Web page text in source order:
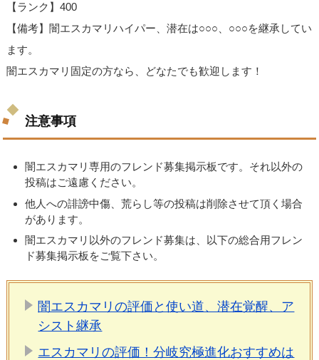
【ランク】400
【備考】闇エスカマリハイパー、潜在は○○○、○○○を継承してい
ます。
闇エスカマリ固定の方なら、どなたでも歓迎します！
注意事項
闇エスカマリ専用のフレンド募集掲示板です。それ以外の
投稿はご遠慮ください。
他人への誹謗中傷、荒らし等の投稿は削除させて頂く場合
があります。
闇エスカマリ以外のフレンド募集は、以下の総合用フレン
ド募集掲示板をご覧下さい。
闇エスカマリの評価と使い道、潜在覚醒、ア
シスト継承
エスカマリの評価！分岐究極進化おすすめは